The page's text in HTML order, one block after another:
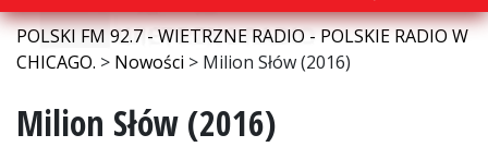
POLSKI FM 92.7 - WIETRZNE RADIO - POLSKIE RADIO W
CHICAGO. > Nowości > Milion Słów (2016)
Milion Słów (2016)